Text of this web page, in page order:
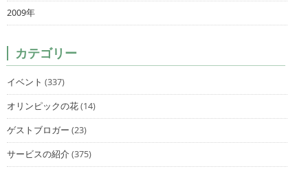
2009年
カテゴリー
イベント (337)
オリンピックの花(14)
ゲストブロガー (23)
サービスの紹介(375)